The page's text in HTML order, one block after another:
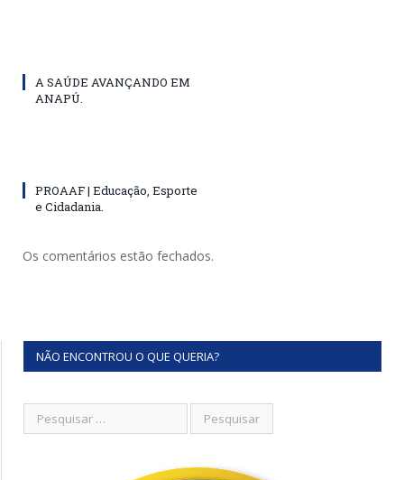
A SAÚDE AVANÇANDO EM
ANAPÚ.
PROAAF | Educação, Esporte
e Cidadania.
Os comentários estão fechados.
NÃO ENCONTROU O QUE QUERIA?